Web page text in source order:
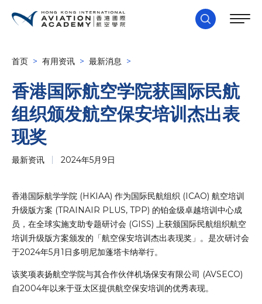
首页 > 有用资讯 > 最新消息 >
香港国际航空学院获国际民航
组织颁发航空保安培训杰出表
现奖
最新资讯 2024年5月9日
香港国际航学学院 (HKIAA) 作为国际民航组织 (ICAO) 航空培训
升级版方案 (TRAINAIR PLUS, TPP) 的铂金级卓越培训中心成
员，在全球实施支助专题研讨会 (GISS) 上获颁国际民航组织航空
培训升级版方案颁发的「航空保安培训杰出表现奖」。是次研讨会
于2024年5月1日多明尼加蓬塔卡纳举行。
该奖项表扬航空学院与其合作伙伴机场保安有限公司 (AVSECO)
自2004年以来于亚太区提供航空保安培训的优秀表现。